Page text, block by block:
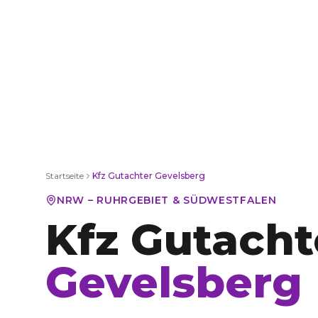
Startseite Kfz Gutachter Gevelsberg
NRW – RUHRGEBIET & SÜDWESTFALEN
Kfz
Gevelsberg